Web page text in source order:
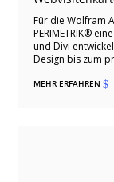
Für die Wolfram
PERIMETRIK®
und Divi
Design bis zum
MEHR ERFAHREN$